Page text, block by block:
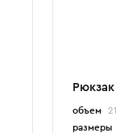
объем
размеры